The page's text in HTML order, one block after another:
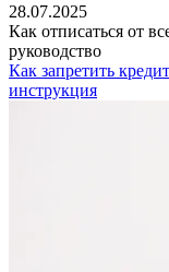
28.07.2025
Как отписаться от
руководство
Как запретить
инструкция